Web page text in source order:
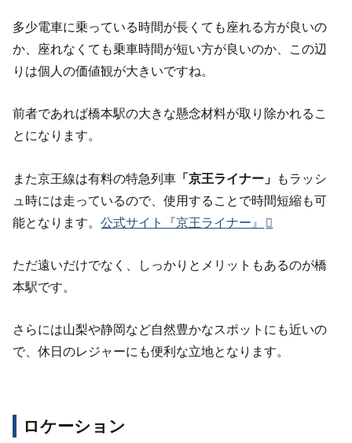
多少電車に乗っている時間が長くても座れる方が良いの
か、座れなくても乗車時間が短い方が良いのか、この辺
りは個人の価値観が大きいですね。
前者であれば橋本駅の大きな懸念材料が取り除かれるこ
とになります。
また京王線は有料の特急列車 「京王ライナー」
もラッシ
ュ時には走っているので、使用することで時間短縮も可
能となります。公式サイト『京王ライナー』
ただ遠いだけでなく、しっかりとメリットもあるのが橋
本駅です。
さらには山梨や静岡など自然豊かなスポットにも近いの
で、休日のレジャーにも便利な立地となります。
ロケーション